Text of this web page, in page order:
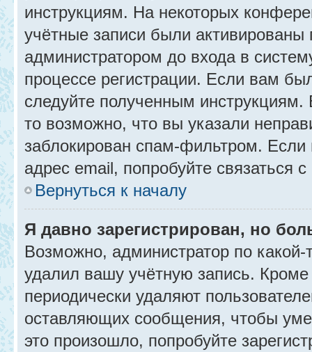
инструкциям. На некоторых
учётные записи были активированы
администратором до входа в
процессе регистрации. Если вам
следуйте полученным
то возможно, что вы указали
заблокирован спам-фильтром.
адрес email, попробуйте связаться
Вернуться к началу
Я давно зарегистрирован, но
Возможно, администратор по
удалил вашу учётную запись.
периодически удаляют
оставляющих сообщения, чтобы
это произошло, попробуйте